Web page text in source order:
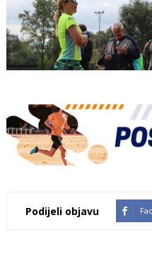
Podijeli objavu